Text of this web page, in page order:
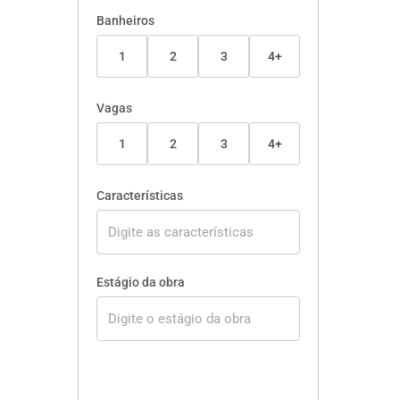
Banheiros
1 2 3 4+
Vagas
1 2 3 4+
Características
Estágio da obra